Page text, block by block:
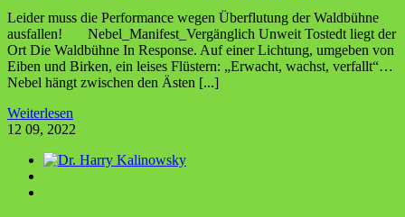
Leider muss die Performance wegen Überflutung der Waldbühne
ausfallen! Nebel_Manifest_Vergänglich Unweit Tostedt liegt der
Ort Die Waldbühne In Response. Auf einer Lichtung, umgeben von
Eiben und Birken, ein leises Flüstern: „Erwacht, wachst, verfallt“…
Nebel hängt zwischen den Ästen [...]
Weiterlesen
12 09, 2022